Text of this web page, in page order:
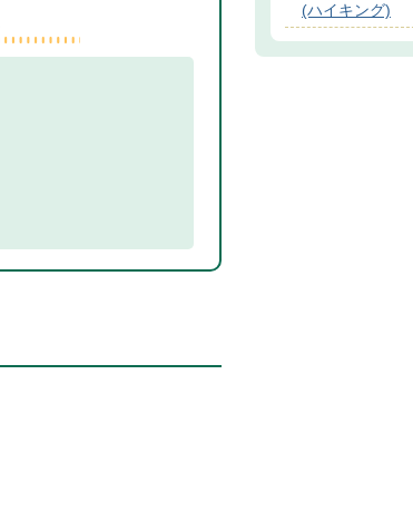
(ハイキング)